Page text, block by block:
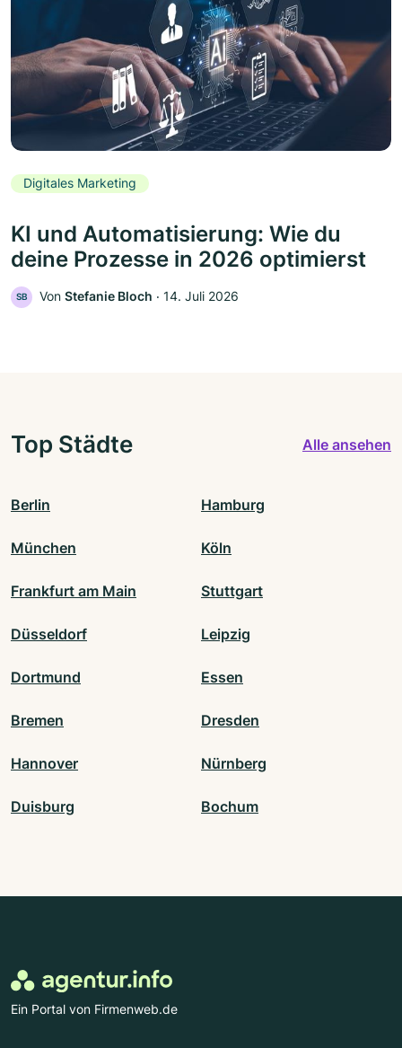
Digitales Marketing
KI und Automatisierung: Wie du
deine Prozesse in 2026 optimierst
SB Von Stefanie Bloch ‧ 14. Juli 2026
Top Städte Alle ansehen
Berlin Hamburg
München Köln
Frankfurt am Main Stuttgart
Düsseldorf Leipzig
Dortmund Essen
Bremen Dresden
Hannover Nürnberg
Duisburg Bochum
Ein Portal von Firmenweb.de